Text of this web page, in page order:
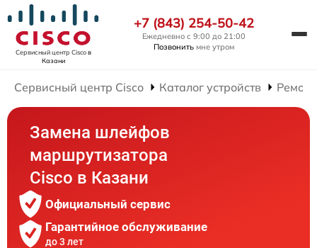
Сервисный центр Ciscoв
Казани
+7 (843) 254-50-42
Ежедневно с 9:00 до 21:00
Позвонить мне утром
Сервисный центр Cisco Каталог устройств
Замена шлейфов
маршрутизатора
Cisco в Казани
Официальный сервис
Гарантийное обслуживание
до 3 лет